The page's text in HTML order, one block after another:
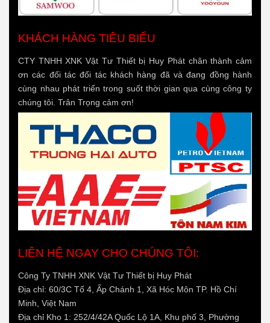
KHÁCH HÀNG TIÊU BIỂU
CTY TNHH XNK Vật Tư Thiết bị Huy Phát chân thành cảm
ơn các đối tác đối tác khách hàng đã và đang đồng hành
cùng nhau phát triển trong suốt thời gian qua cùng công ty
chúng tôi. Trân Trọng cảm ơn!
LIÊN HỆ NGAY CHO CHÚNG TÔI:
Công Ty TNHH XNK Vật Tư Thiết bị Huy Phát
Địa chỉ: 60/3C Tổ 4, Ấp Chánh 1, Xã Hóc Môn TP. Hồ Chí
Minh, Việt Nam
Địa chỉ Kho 1: 252/4/42A Quốc Lộ 1A, Khu phố 3, Phường